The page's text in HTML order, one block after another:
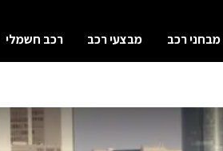
מבחני רכב מבצעי רכב רכב חשמלי